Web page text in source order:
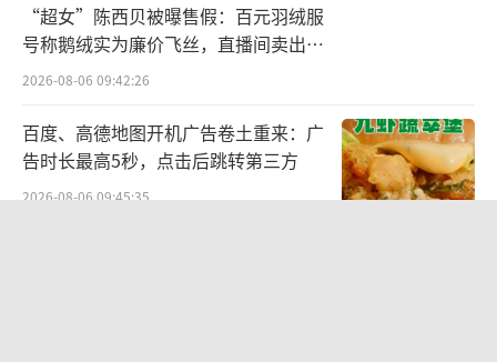
度同样不减反增。成守正认为，中国企业线下
出海分B端（面向企业市场）和C端（面向个人
市场）两个方向。“主打C端的企业，是包括比
亚迪等新能源车企，以及占领海外市场多年的
光伏企业。”
“超女”陈西贝被曝售假：百元羽绒服
号称鹅绒实为廉价飞丝，直播间卖出超
百万元
2026-08-06 09:42:26
百度、高德地图开机广告卷土重来：广
告时长最高5秒，点击后跳转第三方
2026-08-06 09:45:35